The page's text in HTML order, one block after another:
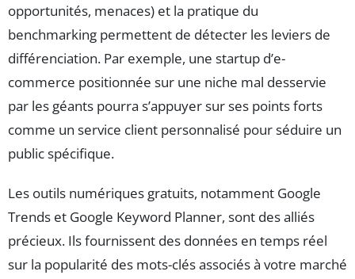
opportunités, menaces) et la pratique du
benchmarking permettent de détecter les leviers de
différenciation. Par exemple, une startup d’e-
commerce positionnée sur une niche mal desservie
par les géants pourra s’appuyer sur ses points forts
comme un service client personnalisé pour séduire un
public spécifique.
Les outils numériques gratuits, notamment Google
Trends et Google Keyword Planner, sont des alliés
précieux. Ils fournissent des données en temps réel
sur la popularité des mots-clés associés à votre marché